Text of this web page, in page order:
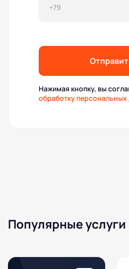
Нажимая кнопку, вы
обработку
Популярные